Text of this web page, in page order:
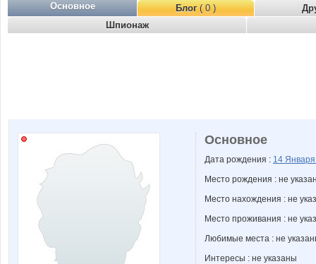
Основное Блог( 0 )
Шпионаж
Основное
Дата рождения : 14
Место рождения : не
Место нахождения : не
Место проживания : не
Любимые места : не
Интересы : не указаны